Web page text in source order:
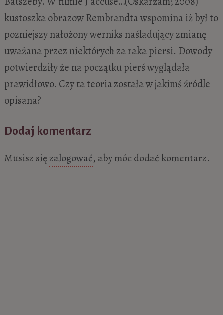
kustoszka obrazow Rembrandta wspomina iż był to
pozniejszy nałożony werniks naśladujący zmianę
uważana przez niektórych za raka piersi. Dowody
potwierdziły że na początku pierś wyglądała
prawidłowo. Czy ta teoria została w jakimś źródle
opisana?
Dodaj komentarz
Musisz sięzalogować, aby móc dodać komentarz.